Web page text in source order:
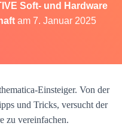
N
H
L
Soft- und Hardware
am 7. Januar 2025
Einsteiger. Von der
und Tricks, versucht der
zu vereinfachen.